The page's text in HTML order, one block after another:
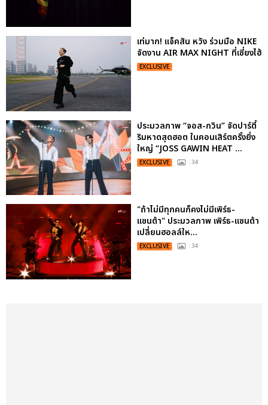
เท่มาก! แจ็คสัน หวัง ร่วมมือ NIKE
จัดงาน AIR MAX NIGHT ที่เซี่ยงไฮ้
EXCLUSIVE
ประมวลภาพ “จอส-กวิน” จัดปาร์ตี้
ริมหาดสุดฮอต ในคอนเสิร์ตครั้งยิ่ง
ใหญ่ “JOSS GAWIN HEAT ...
EXCLUSIVE : 34
"ถ้าไม่มีทุกคนก็คงไม่มีเพิร์ธ-
แซนต้า" ประมวลภาพ เพิร์ธ-แซนต้า
เปลี่ยนฮอลล์ให...
EXCLUSIVE : 34